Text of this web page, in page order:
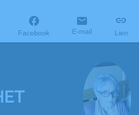
Facebook E-mail Lien